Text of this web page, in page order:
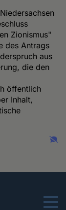
Zionismus"
des Antrags
aus
die den
öffentlich
Inhalt,
Menu